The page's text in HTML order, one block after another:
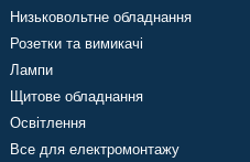
Низьковольтне обладнання
Розетки та вимикачі
Лампи
Щитове обладнання
Освітлення
Все для електромонтажу